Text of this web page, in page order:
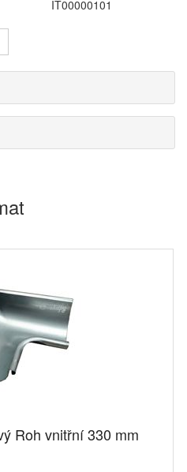
IT00000101
Roh vnitřní 330 mm